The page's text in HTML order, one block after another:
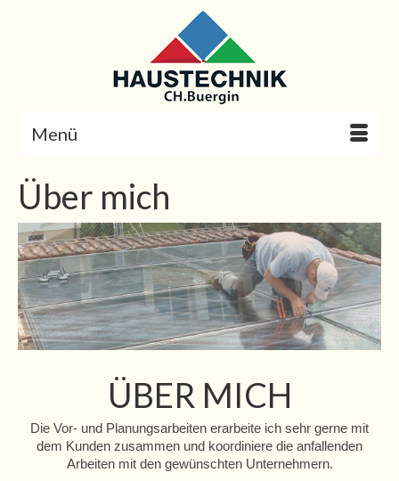
Menü
Über mich
ÜBER MICH
Die Vor- und Planungsarbeiten erarbeite ich sehr gerne mit
dem Kunden zusammen und koordiniere die anfallenden
Arbeiten mit den gewünschten Unternehmern.